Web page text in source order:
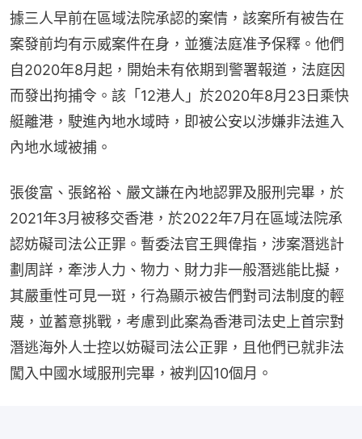
據三人早前在區域法院承認的案情，該案所有被告在
案發前均有示威案件在身，並獲法庭准予保釋。他們
自2020年8月起，開始未有依期到警署報道，法庭因
而發出拘捕令。該「12港人」於2020年8月23日乘快
艇離港，駛進內地水域時，即被公安以涉嫌非法進入
內地水域被捕。
張俊富、張銘裕、嚴文謙在內地認罪及服刑完畢，於
2021年3月被移交香港，於2022年7月在區域法院承
認妨礙司法公正罪。暫委法官王興偉指，涉案潛逃計
劃周詳，牽涉人力、物力、財力非一般潛逃能比擬，
其嚴重性可見一斑，行為顯示被告們對司法制度的輕
蔑，並蓄意挑戰，考慮到此案為香港司法史上首宗對
潛逃海外人士控以妨礙司法公正罪，且他們已就非法
闖入中國水域服刑完畢，被判囚10個月。